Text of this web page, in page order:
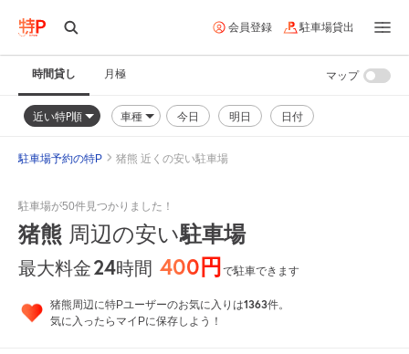
会員登録 駐車場貸出
時間貸し 月極
近い特P順 車種 今日 明日 日付
マップ
駐車場予約の特P 猪熊 近くの安い駐車場
駐車場が50件見つかりました！
猪熊 周辺の安い駐車場
最大料金24時間 400円で駐車できます
猪熊周辺に特Pユーザーのお気に入りは1363件。
気に入ったらマイPに保存しよう！